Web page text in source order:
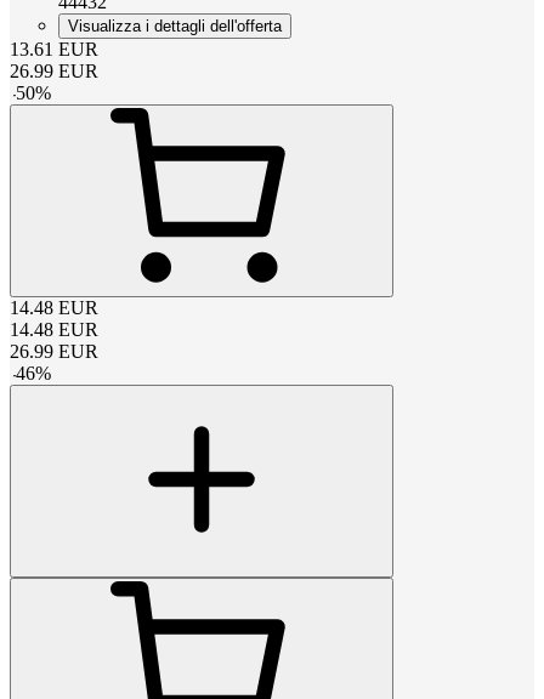
Visualizza i dettagli dell'offerta
13.61 EUR
26.99 EUR
-50%
14.48 EUR
14.48 EUR
26.99 EUR
-46%